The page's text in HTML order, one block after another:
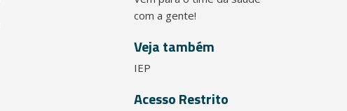
com a gente!
Veja também
IEP
Acesso Restrito